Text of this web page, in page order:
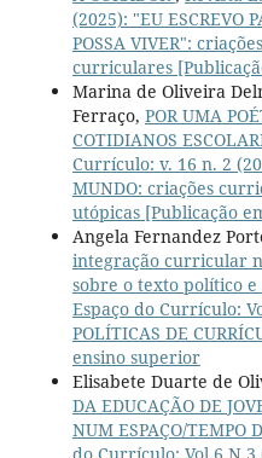
(2025): "EU ESCREVO
POSSA VIVER":
curriculares
Marina de Oliveira
Ferraço, POR UMA
COTIDIANOS
Currículo: v. 16 n. 2
MUNDO: criações
utópicas [Publicação
Angela Fernandez
integração curricular
sobre o texto político
Espaço do Currículo:
POLÍTICAS DE
ensino superior
Elisabete Duarte de
DA EDUCAÇÃO DE
NUM ESPAÇO/TEMPO
do Currículo: Vol.6 N.3